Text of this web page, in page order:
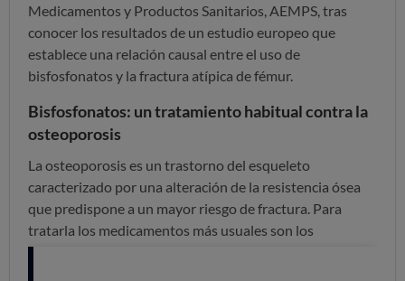
Medicamentos y Productos Sanitarios, AEMPS, tras
conocer los resultados de un estudio europeo que
establece una relación causal entre el uso de
bisfosfonatos y la fractura atípica de fémur.
Bisfosfonatos: un tratamiento habitual contra la
osteoporosis
La osteoporosis es un trastorno del esqueleto
caracterizado por una alteración de la resistencia ósea
que predispone a un mayor riesgo de fractura. Para
tratarla los medicamentos más usuales son los
bisfosfonatos.